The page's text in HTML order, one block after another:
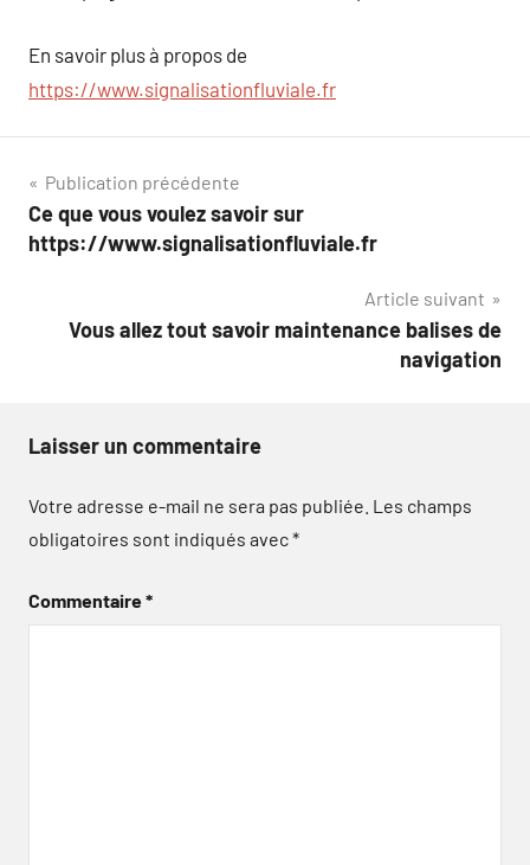
En savoir plus à propos de
https://www.signalisationfluviale.fr
Navigation
de
Publication précédente
Ce que vous voulez savoir sur
https://www.signalisationfluviale.fr
Article suivant
Vous allez tout savoir maintenance balises de
navigation
Laisser un commentaire
Votre adresse e-mail ne sera pas publiée. Les champs
obligatoires sont indiqués avec*
Commentaire*